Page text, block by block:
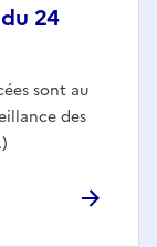
24
sont au
des